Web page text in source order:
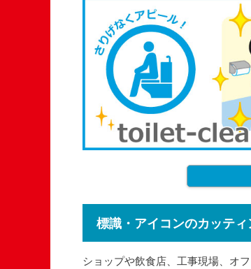
標識・アイコンのカッテ
ショップや飲食店、工事現場、オ